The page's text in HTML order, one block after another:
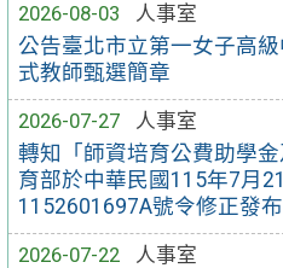
2026-08-03
人事室
公告臺北市立第一女子高
式教師甄選簡章
2026-07-27
人事室
轉知「師資培育公費助學
育部於中華民國115年7月
1152601697A號令修正發布
2026-07-22
人事室